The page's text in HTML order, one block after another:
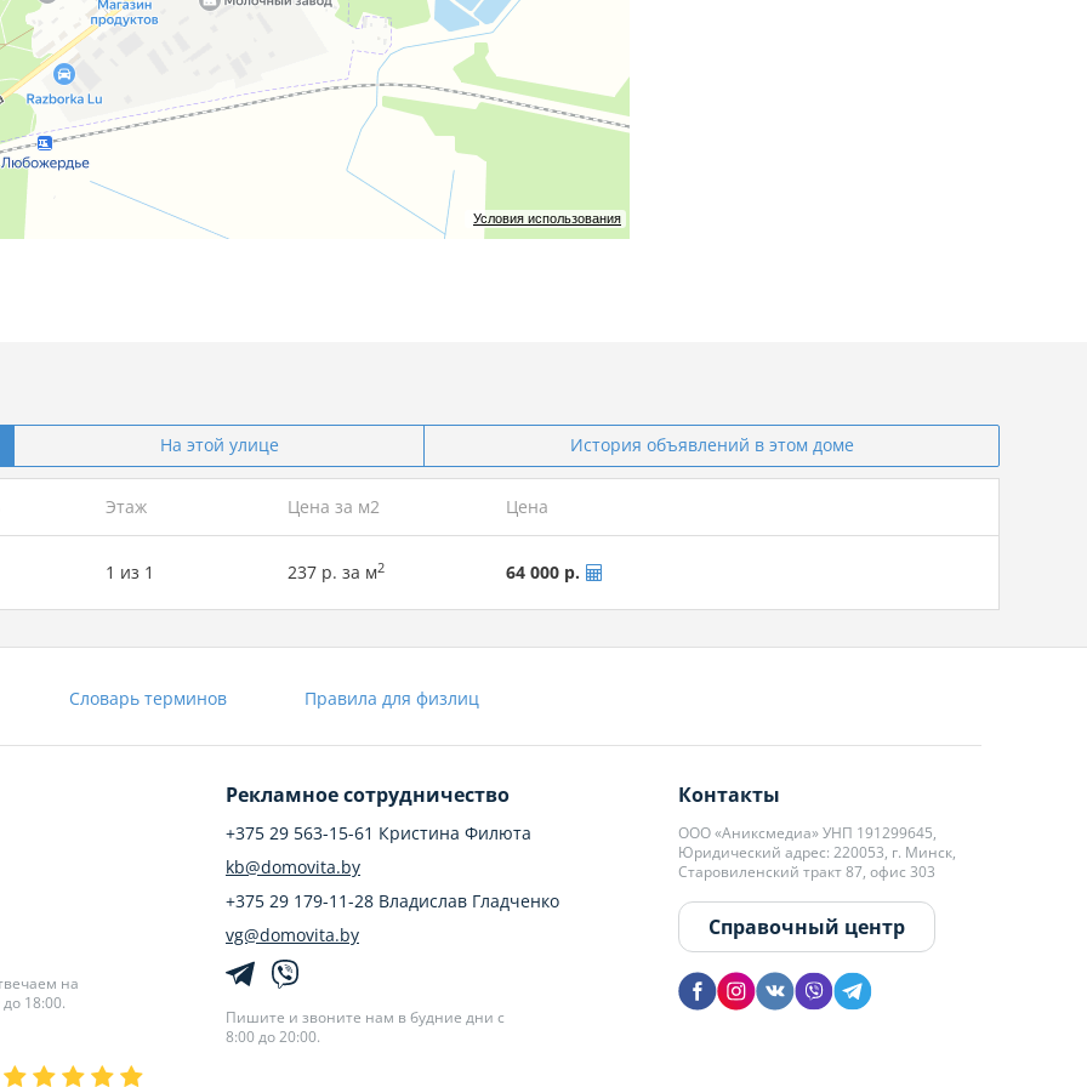
диспетчерская).
склад инвентаря, помещение для рабочих).
ожидания, подсобные помещения).
«под одной крышей»).
многофункциональные площади.
разводка по помещениям и секционные батареи, залит антифриз.
или масштабирования вашего бизнеса.
сочетающий выгодную цену, отличную локацию и универсальность!
и обсуждения условий продажи.
Условия использования
На этой улице История объявлений в этом доме
Этаж Цена за м2 Цена
1 из 1 237 р. за м2 64 000 р.
Словарь терминов Правила для физлиц
на
18:00.
Рекламное сотрудничество
+375 29 563-15-61 Кристина Филюта
kb@domovita.by
+375 29 179-11-28 Владислав Гладченко
vg@domovita.by
Пишите и звоните нам в будние дни с
8:00 до 20:00.
Контакты
ООО «Аниксмедиа» УНП 191299645,
Юридический адрес: 220053, г. Минск,
Старовиленский тракт 87, офис 303
Справочный центр